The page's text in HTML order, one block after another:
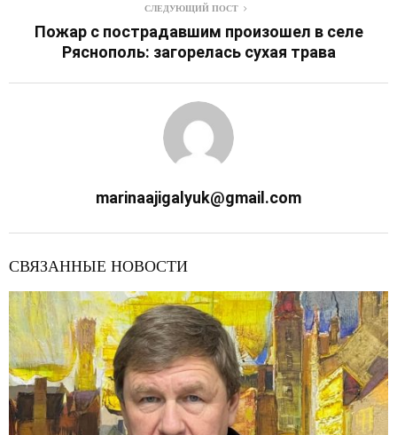
СЛЕДУЮЩИЙ ПОСТ
Пожар с пострадавшим произошел в селе
Ряснополь: загорелась сухая трава
marinaajigalyuk@gmail.com
СВЯЗАННЫЕ НОВОСТИ